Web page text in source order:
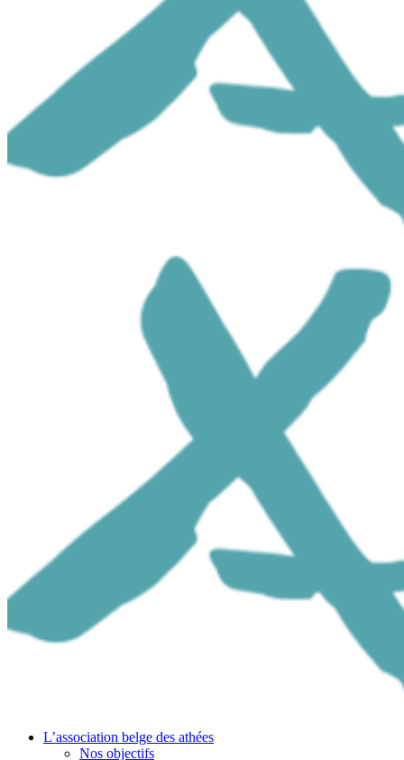
L’association belge des athées
Nos objectifs